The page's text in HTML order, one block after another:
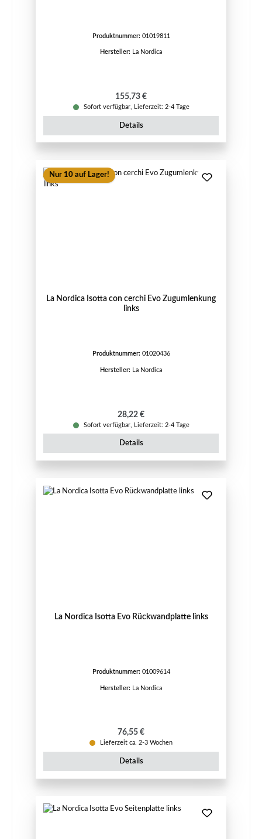
Produktnummer: 01019811
Hersteller: La Nordica
Regulärer Preis:
155,73 €
Sofort verfügbar, Lieferzeit: 2-4 Tage
Details
Nur 10 auf Lager!
La Nordica Isotta con cerchi Evo Zugumlenkung
links
Produktnummer: 01020436
Hersteller: La Nordica
Regulärer Preis:
28,22 €
Sofort verfügbar, Lieferzeit: 2-4 Tage
Details
La Nordica Isotta Evo Rückwandplatte links
Produktnummer: 01009614
Hersteller: La Nordica
Regulärer Preis:
76,55 €
Lieferzeit ca. 2-3 Wochen
Details